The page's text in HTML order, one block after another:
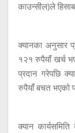
काउन्सील)ले
क्यानका अनुसार
१२१ रुपैयाँ खर्च
प्रदान गरेपछि
रुपैयाँ बचत भएको
क्यान